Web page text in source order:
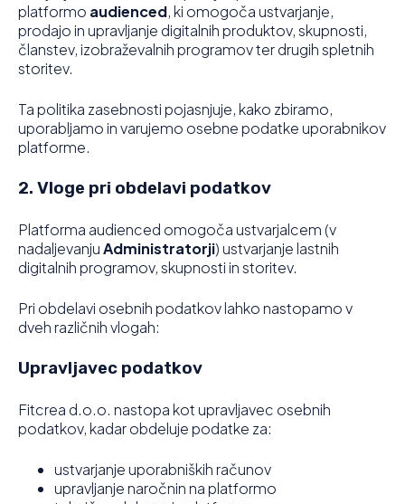
platformo audienced, ki omogoča ustvarjanje,
prodajo in upravljanje digitalnih produktov, skupnosti,
članstev, izobraževalnih programov ter drugih spletnih
storitev.
Ta politika zasebnosti pojasnjuje, kako zbiramo,
uporabljamo in varujemo osebne podatke uporabnikov
platforme.
2. Vloge pri obdelavi podatkov
Platforma audienced omogoča ustvarjalcem (v
nadaljevanjuAdministratorji) ustvarjanje lastnih
digitalnih programov, skupnosti in storitev.
Pri obdelavi osebnih podatkov lahko nastopamo v
dveh različnih vlogah:
Upravljavec podatkov
Fitcrea d.o.o. nastopa kot upravljavec osebnih
podatkov, kadar obdeluje podatke za:
ustvarjanje uporabniških računov
upravljanje naročnin na platformo